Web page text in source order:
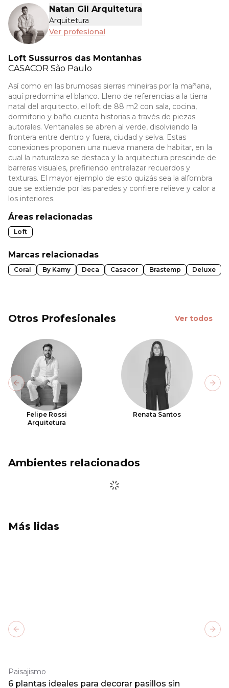
Natan Gil Arquitetura
Arquitetura
Ver profesional
Loft Sussurros das Montanhas
CASACOR São Paulo
Así como en las brumosas sierras mineiras por la mañana,
aquí predomina el blanco. Lleno de referencias a la tierra
natal del arquitecto, el loft de 88 m2 con sala, cocina,
dormitorio y baño cuenta historias a través de piezas
autorales. Ventanales se abren al verde, disolviendo la
frontera entre dentro y fuera, ciudad y selva. Estas
conexiones proponen una nueva manera de habitar, en la
cual la naturaleza se destaca y la arquitectura prescinde de
barreras visuales, prefiriendo entrelazar recuerdos y
texturas. El mayor ejemplo de esto quizás sea la alfombra
que se extiende por las paredes y confiere relieve y calor a
los interiores.
Áreas relacionadas
Loft
Marcas relacionadas
Coral By Kamy Deca Casacor Brastemp Deluxe
Otros Profesionales Ver todos
Felipe Rossi
Arquitetura
Renata Santos
Previous slide
Ambientes relacionados
Más lidas
Paisajismo
6 plantas ideales para decorar pasillos sin
Previous slide